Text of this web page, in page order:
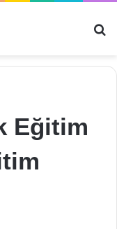
Eğitim